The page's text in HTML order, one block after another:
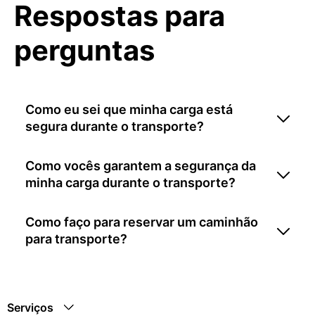
Respostas para
perguntas
Como eu sei que minha carga está
segura durante o transporte?
Como vocês garantem a segurança da
minha carga durante o transporte?
Como faço para reservar um caminhão
para transporte?
Serviços